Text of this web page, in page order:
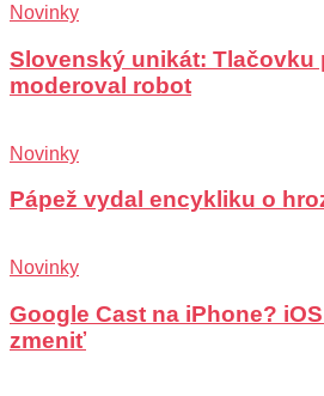
Novinky
Slovenský unikát: Tlačovku
moderoval robot
Novinky
Pápež vydal encykliku o
Novinky
Google Cast na iPhone?
zmeniť